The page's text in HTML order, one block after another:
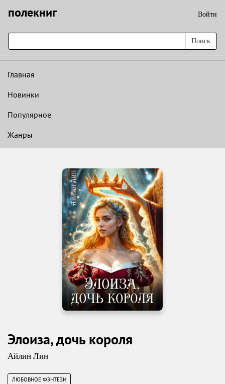
полекниг Войти
Поиск
Главная
Новинки
Популярное
Жанры
Элоиза, дочь короля
Айлин Лин
ЛЮБОВНОЕ ФЭНТЕЗИ